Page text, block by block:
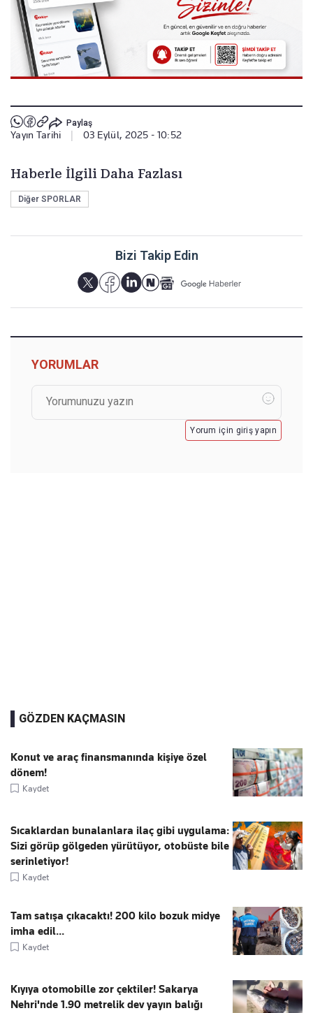
Paylaş
Yayın Tarihi 03 Eylül, 2025 - 10:52
Haberle İlgili Daha Fazlası
Diğer SPORLAR
Bizi Takip Edin
YORUMLAR
Yorum için giriş yapın
GÖZDEN KAÇMASIN
Konut ve araç finansmanında kişiye özel
dönem!
Kaydet
Sıcaklardan bunalanlara ilaç gibi uygulama:
Sizi görüp gölgeden yürütüyor, otobüste bile
serinletiyor!
Kaydet
Tam satışa çıkacaktı! 200 kilo bozuk midye
imha edil...
Kaydet
Kıyıya otomobille zor çektiler! Sakarya
Nehri'nde 1.90 metrelik dev yayın balığı